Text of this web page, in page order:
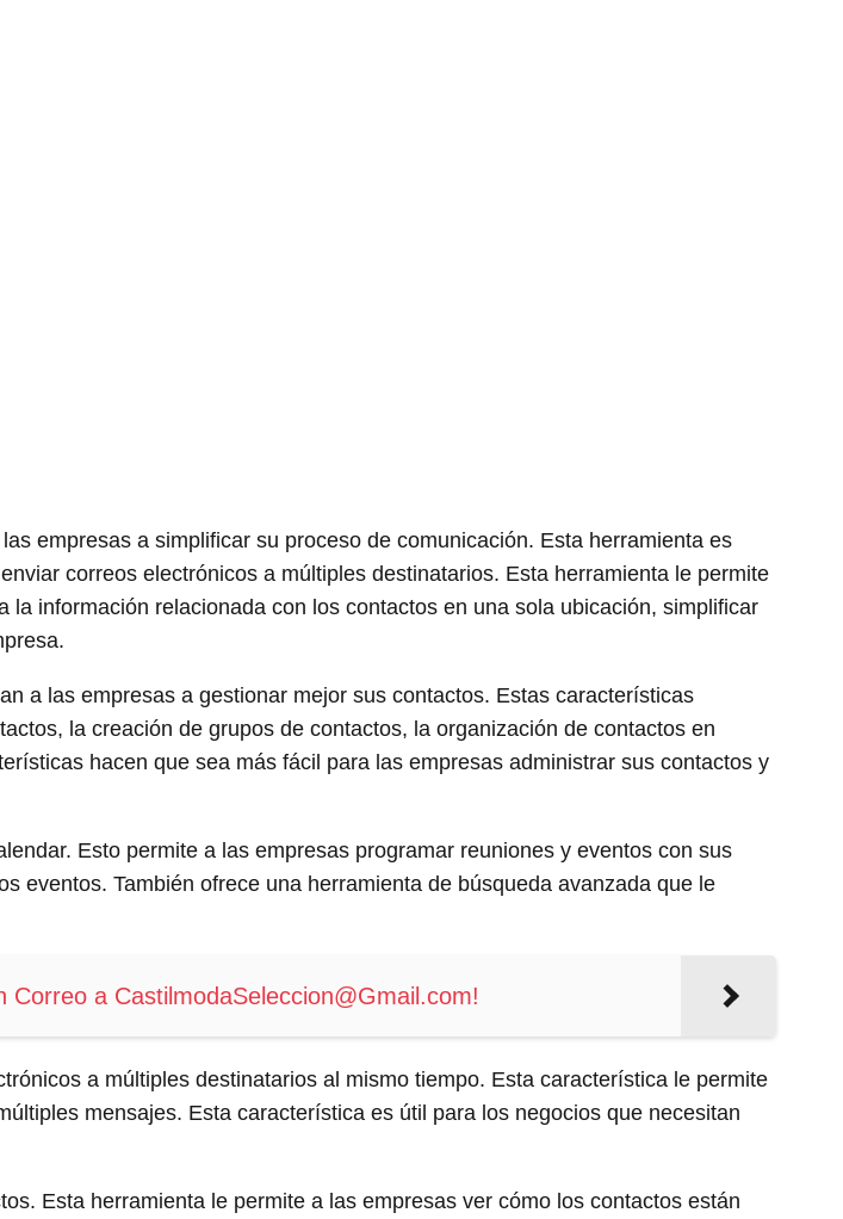
empresas a simplificar su proceso de comunicación. Esta herramienta es
correos electrónicos a múltiples destinatarios. Esta herramienta le permite
información relacionada con los contactos en una sola ubicación, simplificar
a las empresas a gestionar mejor sus contactos. Estas características
la creación de grupos de contactos, la organización de contactos en
hacen que sea más fácil para las empresas administrar sus contactos y
Esto permite a las empresas programar reuniones y eventos con sus
eventos. También ofrece una herramienta de búsqueda avanzada que le
a CastilmodaSeleccion@Gmail.com!
a múltiples destinatarios al mismo tiempo. Esta característica le permite
mensajes. Esta característica es útil para los negocios que necesitan
Esta herramienta le permite a las empresas ver cómo los contactos están